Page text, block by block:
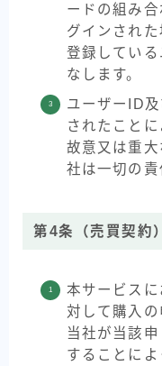
ードの組み
グインされ
登録してい
なします。
ユーザーID
されたこと
故意又は重
社は一切の責
第4条（売買契約）
本サービス
対して購入
当社が当該
することに